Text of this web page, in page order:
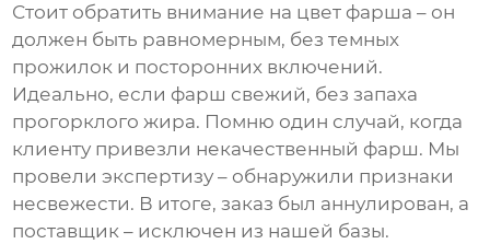
Стоит обратить внимание на цвет фарша – он
должен быть равномерным, без темных
прожилок и посторонних включений.
Идеально, если фарш свежий, без запаха
прогорклого жира. Помню один случай, когда
клиенту привезли некачественный фарш. Мы
провели экспертизу – обнаружили признаки
несвежести. В итоге, заказ был аннулирован, а
поставщик – исключен из нашей базы.